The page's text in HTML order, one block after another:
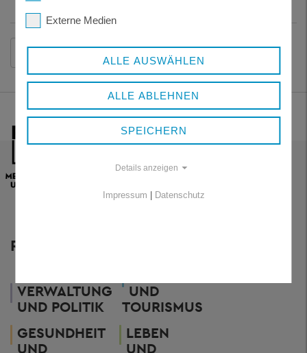
Zurück
RESSORTS
VERWALTUNG
UND POLITIK
UND
TOURISMUS
GESUNDHEIT
UND
LEBEN
UND
Externe Medien
ALLE AUSWÄHLEN
ALLE ABLEHNEN
SPEICHERN
Details anzeigen
Impressum Datenschutz